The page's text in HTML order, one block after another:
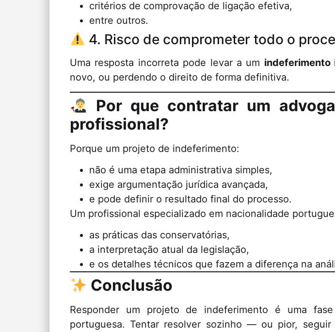
critérios de comprovação de ligação efetiva,
entre outros.
4. Risco de comprometer todo o
Uma resposta incorreta pode levar a um indeferimento
novo, ou perdendo o direito de forma definitiva.
Por que contratar um
profissional?
Porque um projeto de indeferimento:
não é uma etapa administrativa simples,
exige argumentação jurídica avançada,
e pode definir o resultado final do processo.
Um profissional especializado em nacionalidade
as práticas das conservatórias,
a interpretação atual da legislação,
e os detalhes técnicos que fazem a diferença na
Conclusão
Responder um projeto de indeferimento é uma fase
portuguesa. Tentar resolver sozinho — ou pior,